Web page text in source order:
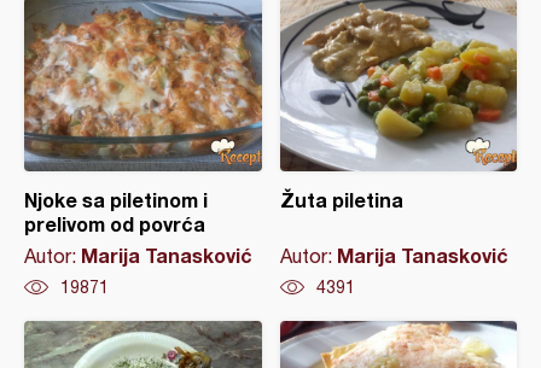
Njoke sa piletinom i
prelivom od povrća
Autor: Marija Tanasković
19871
Žuta piletina
Autor: Marija Tanasković
4391